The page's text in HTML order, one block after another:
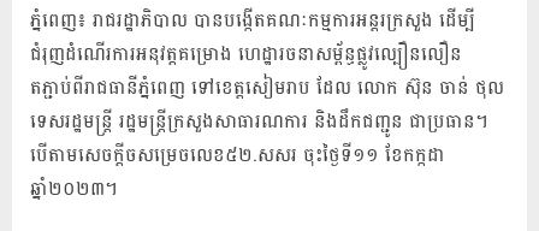
ភ្នំពេញ៖ រាជរដ្ឋាភិបាល បានបង្កើតគណៈកម្មការអន្តរក្រសួង ​ដើម្បី
ជំរុញដំណើរការអនុវត្តគម្រោង ហេដ្ឋារចនាសម្ព័ន្ធផ្លូវល្បឿនលឿន
តភ្ជាប់ពីរាជធានីភ្នំពេញ ទៅខេត្តសៀមរាប ដែល លោក ស៊ុន ចាន់ ថុល
ទេសរដ្ឋមន្រ្តី រដ្ឋមន្រ្តីក្រសួងសាធារណការ និងដឹកជញ្ជូន ជាប្រធាន។
បើតាមសេចក្ដីចសម្រេចលេខ៥២.សសរ ចុះថ្ងៃទី១១ ខែកក្កដា
ឆ្នាំ២០២៣។